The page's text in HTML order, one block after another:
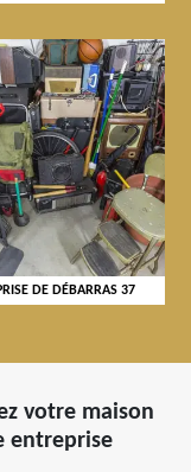
DE DÉBARRAS 37
votre maison
entreprise